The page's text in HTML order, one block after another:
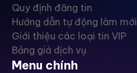
Quy định đăng tin
Hướng dẫn tự động làm mới
Giới thiệu các loại tin VIP
Bảng giá dịch vụ
Menu chính